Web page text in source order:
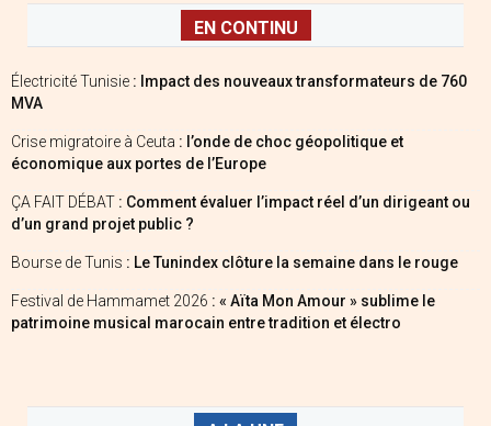
EN CONTINU
Électricité Tunisie : Impact des nouveaux transformateurs de 760
MVA
Crise migratoire à Ceuta : l’onde de choc géopolitique et
économique aux portes de l’Europe
ÇA FAIT DÉBAT : Comment évaluer l’impact réel d’un dirigeant ou
d’un grand projet public ?
Bourse de Tunis : Le Tunindex clôture la semaine dans le rouge
Festival de Hammamet 2026 : « Aïta Mon Amour » sublime le
patrimoine musical marocain entre tradition et électro